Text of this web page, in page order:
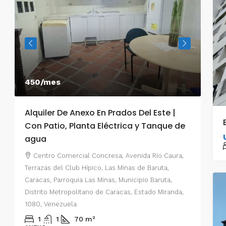
450/mes
Alquiler De Anexo En Prados Del Este |
Con Patio, Planta Eléctrica y Tanque de
agua
Centro Comercial Concresa, Avenida Río Caura,
Terrazas del Club Hípico, Las Minas de Baruta,
Caracas, Parroquia Las Minas, Municipio Baruta,
Distrito Metropolitano de Caracas, Estado Miranda,
1080, Venezuela
1 1 70 m²